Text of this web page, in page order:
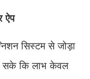
ऐप
सिस्टम से जोड़ा
सके कि लाभ केवल